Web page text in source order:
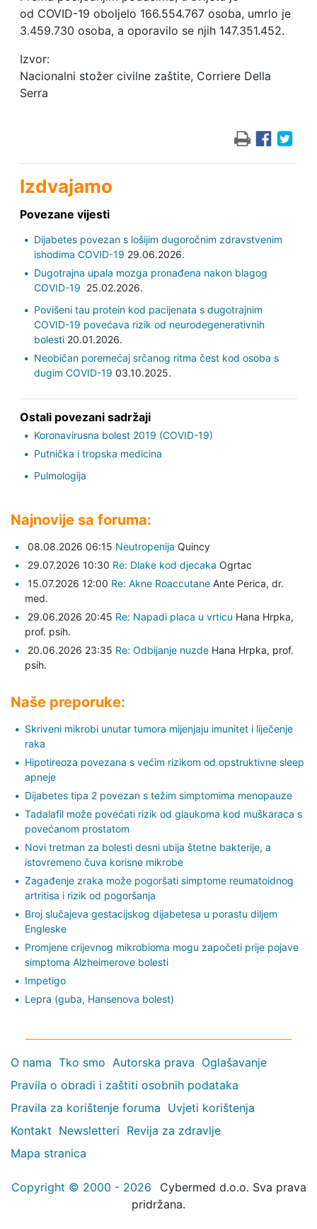
od COVID-19 oboljelo 166.554.767 osoba, umrlo je
3.459.730 osoba, a oporavilo se njih 147.351.452.
Izvor:
Nacionalni stožer civilne zaštite, Corriere Della
Serra
Izdvajamo
Povezane vijesti
Dijabetes povezan s lošijim dugoročnim zdravstvenim
ishodima COVID-19 29.06.2026.
Dugotrajna upala mozga pronađena nakon blagog
COVID-19 25.02.2026.
Povišeni tau protein kod pacijenata s dugotrajnim
COVID-19 povećava rizik od neurodegenerativnih
bolesti20.01.2026.
Neobičan poremećaj srčanog ritma čest kod osoba s
dugim COVID-19 03.10.2025.
Ostali povezani sadržaji
Koronavirusna bolest 2019 (COVID-19)
Putnička i tropska medicina
Pulmologija
Najnovije sa foruma:
08.08.2026 06:15 Neutropenija Quincy
29.07.2026 10:30 Re: Dlake kod djecaka Ogrtac
15.07.2026 12:00 Re: Akne Roaccutane Ante Perica, dr.
med.
29.06.2026 20:45 Re: Napadi placa u vrticu Hana Hrpka,
prof. psih.
20.06.2026 23:35 Re: Odbijanje nuzde Hana Hrpka, prof.
psih.
Naše preporuke:
Skriveni mikrobi unutar tumora mijenjaju imunitet i liječenje
raka
Hipotireoza povezana s većim rizikom od opstruktivne sleep
apneje
Dijabetes tipa 2 povezan s težim simptomima menopauze
Tadalafil može povećati rizik od glaukoma kod muškaraca s
povećanom prostatom
Novi tretman za bolesti desni ubija štetne bakterije, a
istovremeno čuva korisne mikrobe
Zagađenje zraka može pogoršati simptome reumatoidnog
artritisa i rizik od pogoršanja
Broj slučajeva gestacijskog dijabetesa u porastu diljem
Engleske
Promjene crijevnog mikrobioma mogu započeti prije pojave
simptoma Alzheimerove bolesti
Impetigo
Lepra (guba, Hansenova bolest)
O nama Tko smo Autorska prava Oglašavanje
Pravila o obradi i zaštiti osobnih podataka
Pravila za korištenje foruma Uvjeti korištenja
Kontakt Newsletteri Revija za zdravlje
Mapa stranica
Copyright © 2000 - 2026
Cybermed d.o.o. Sva prava
pridržana.